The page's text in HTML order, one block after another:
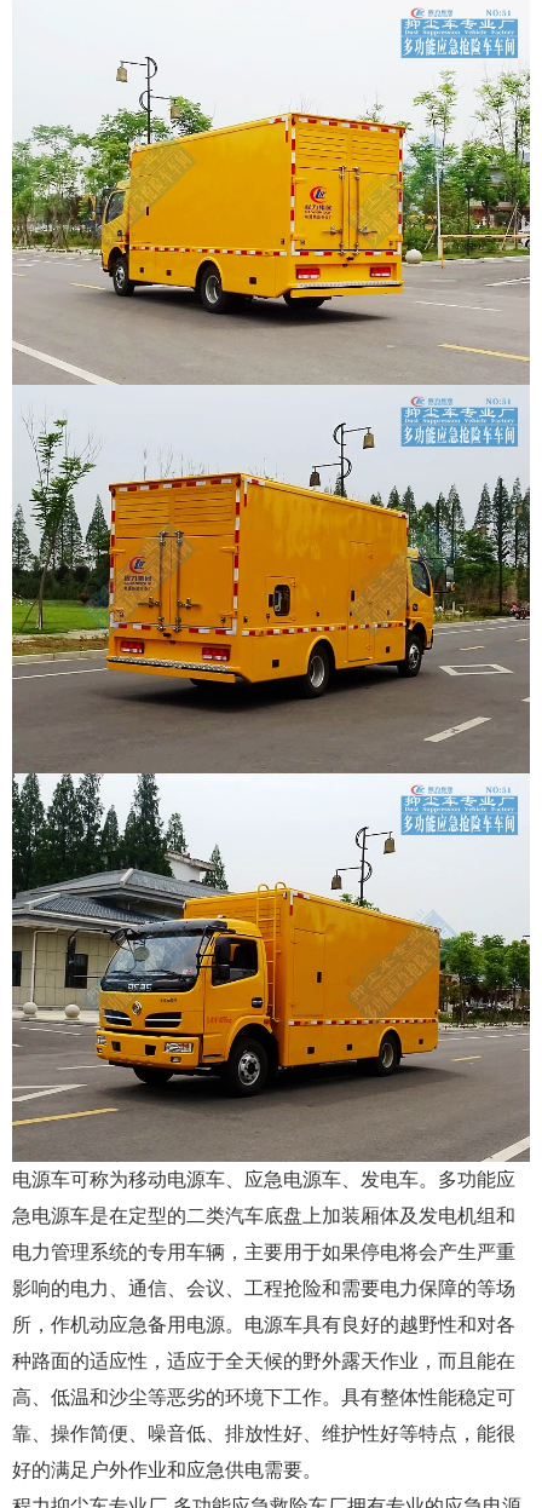
电源车可称为移动电源车、应急电源车、发电车。多功能应
急电源车是在定型的二类汽车底盘上加装厢体及发电机组和
电力管理系统的专用车辆，主要用于如果停电将会产生严重
影响的电力、通信、会议、工程抢险和需要电力保障的等场
所，作机动应急备用电源。电源车具有良好的越野性和对各
种路面的适应性，适应于全天候的野外露天作业，而且能在
高、低温和沙尘等恶劣的环境下工作。具有整体性能稳定可
靠、操作简便、噪音低、排放性好、维护性好等特点，能很
好的满足户外作业和应急供电需要。